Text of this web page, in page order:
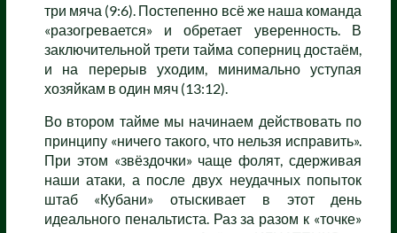
три мяча (9:6). Постепенно всё же наша команда
«разогревается» и обретает уверенность. В
заключительной трети тайма соперниц достаём,
и на перерыв уходим, минимально уступая
хозяйкам в один мяч (13:12).
Во втором тайме мы начинаем действовать по
принципу «ничего такого, что нельзя исправить».
При этом «звёздочки» чаще фолят, сдерживая
наши атаки, а после двух неудачных попыток
штаб «Кубани» отыскивает в этот день
идеального пенальтиста. Раз за разом к «точке»